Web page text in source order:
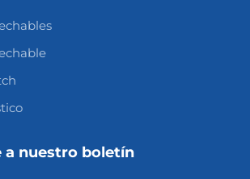
a nuestro boletín